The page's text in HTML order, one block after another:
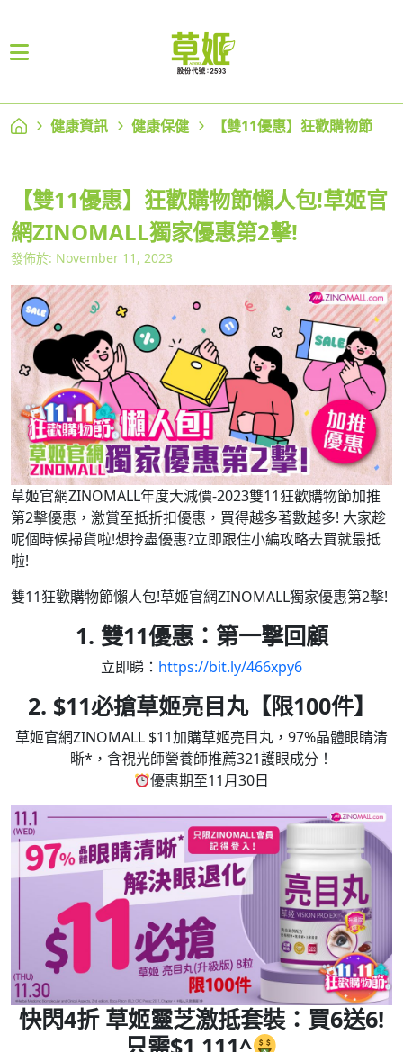
健康資訊 健康保健 【雙11優惠】狂歡購物節
【雙11優惠】狂歡購物節懶人包!草姬官
網ZINOMALL獨家優惠第2擊!
發佈於: November 11, 2023
草姬官網ZINOMALL年度大減價-2023雙11狂歡購物節加推
第2擊優惠，激賞至抵折扣優惠，買得越多著數越多! 大家趁
呢個時候掃貨啦!想拎盡優惠?立即跟住小編攻略去買就最抵
啦!
雙11狂歡購物節懶人包!草姬官網ZINOMALL獨家優惠第2擊!
1. 雙11優惠：第一撃回顧
立即睇： https://bit.ly/466xpy6
2. $11必搶草姬亮目丸【限100件】
草姬官網ZINOMALL $11加購草姬亮目丸，97%晶體眼睛清
晰*，含視光師營養師推薦321護眼成分！
優惠期至11月30日
快閃4折 草姬靈芝激抵套裝：買6送6!
只需$1,111^